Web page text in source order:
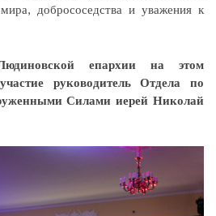
добрососедства и уважения к
епархии на этом
руководитель Отдела по
Силами иерей Николай